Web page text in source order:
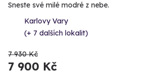
Sneste své milé modré z nebe.
Karlovy Vary
(+ 7 dalších lokalit)
7 930 Kč
7 900 Kč